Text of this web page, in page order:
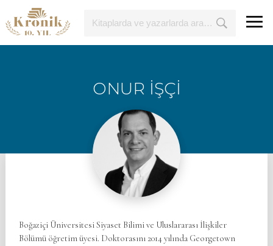
ONUR İŞÇİ
Boğaziçi Üniversitesi Siyaset Bilimi ve Uluslararası İlişkiler
Bölümü öğretim üyesi. Doktorasını 2014 yılında Georgetown